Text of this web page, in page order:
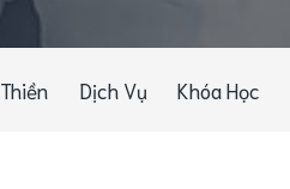
Thiền Dịch Vụ Khóa Học